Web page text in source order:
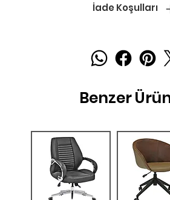
İade Koşulları
Benzer